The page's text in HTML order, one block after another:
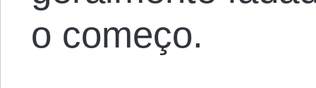
o começo.